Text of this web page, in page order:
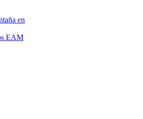
en
EAM